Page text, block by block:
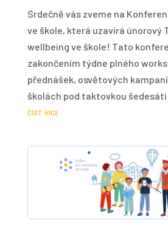
Srdečně vás zveme na
ve škole, která uzavírá únorový
wellbeing ve škole! Tato
zakončením týdne plného
přednášek, osvětových
školách pod taktovkou šedesáti
číst více